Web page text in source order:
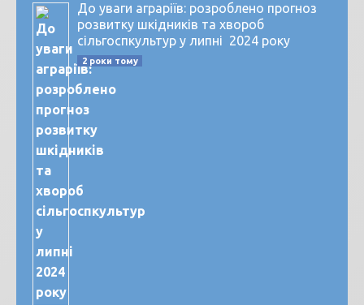
До уваги аграріїв: розроблено прогноз
розвитку шкідників та хвороб
сільгоспкультур у липні 2024 року
2 роки тому